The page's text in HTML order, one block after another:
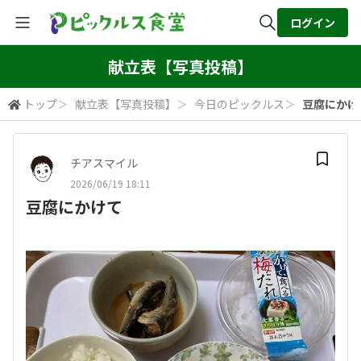
検索
ログイン
献立表【写真投稿】
トップ＞ 献立表【写真投稿】 ＞ 今日のピックルス＞ 豆腐にか
チアスマイル
2026/06/19 18:11
豆腐にかけて